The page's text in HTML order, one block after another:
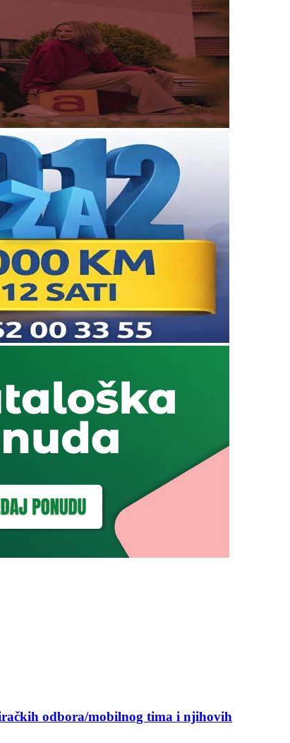
odbora/mobilnog tima i njihovih